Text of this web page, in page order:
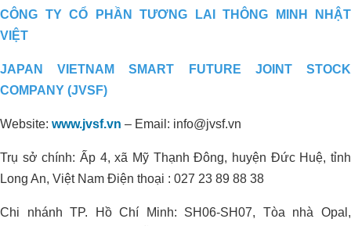
CÔNG TY CỔ PHẦN TƯƠNG LAI THÔNG MINH NHẬT
VIỆT
JAPAN VIETNAM SMART FUTURE JOINT STOCK
COMPANY (JVSF)
Website: www.jvsf.vn – Email: info@jvsf.vn
Trụ sở chính: Ấp 4, xã Mỹ Thạnh Đông, huyện Đức Huệ, tỉnh
Long An, Việt Nam Điện thoại : 027 23 89 88 38
Chi nhánh TP. Hồ Chí Minh: SH06-SH07, Tòa nhà Opal,